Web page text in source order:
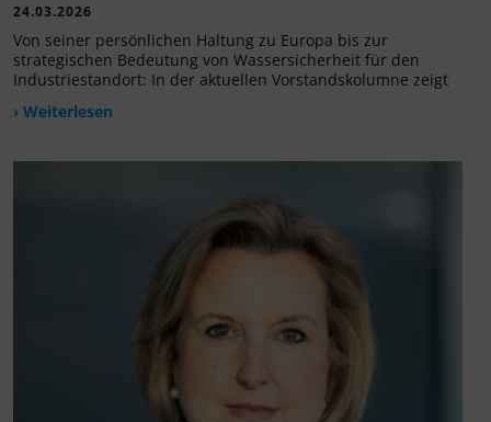
24.03.2026
Von seiner persönlichen Haltung zu Europa bis zur
strategischen Bedeutung von Wassersicherheit für den
Industriestandort: In der aktuellen Vorstandskolumne zeigt
› Weiterlesen